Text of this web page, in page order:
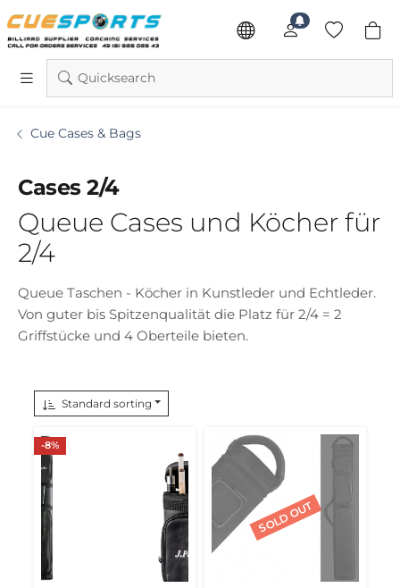
Quicksearch
Cue Cases & Bags
Cases 2/4
Queue Cases und Köcher für
2/4
Queue Taschen - Köcher in Kunstleder und Echtleder.
Von guter bis Spitzenqualität die Platz für 2/4 = 2
Griffstücke und 4 Oberteile bieten.
Standard sorting
-8%